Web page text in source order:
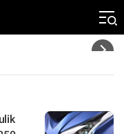
Jelas